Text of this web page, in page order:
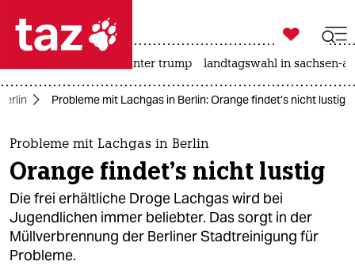
 taz zahl ich
taz zahl ich
themen
politik
öko
gesellschaft

taz zahl ich
usa unter trump landtagswahl in sachsen-
Probleme mit Lachgas in Berlin: Orange findet’s nicht lustig
Probleme mit Lachgas in Berlin
Orange findet’s nicht lustig
Die frei erhältliche Droge Lachgas wird bei
Jugendlichen immer beliebter. Das sorgt in der
Müllverbrennung der Berliner Stadtreinigung für
Probleme.